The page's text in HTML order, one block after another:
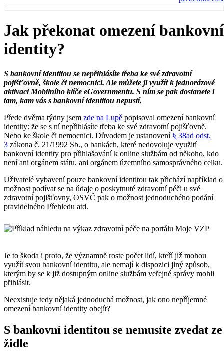
Jak překonat omezení bankovní
identity?
S bankovní identitou se nepřihlásíte třeba ke své zdravotní
pojišťovně, škole či nemocnici. Ale můžete ji využít k jednorázové
aktivaci Mobilního klíče eGovernmentu. S ním se pak dostanete i
tam, kam vás s bankovní identitou nepustí.
Přede dvěma týdny jsem zde na Lupě popisoval omezení bankovní
identity: že se s ní nepřihlásíte třeba ke své zdravotní pojišťovně.
Nebo ke škole či nemocnici. Důvodem je ustanovení § 38ad odst.
3 zákona č. 21/1992 Sb., o bankách, které nedovoluje využití
bankovní identity pro přihlašování k online službám od někoho, kdo
není ani orgánem státu, ani orgánem územního samosprávného celku.
Uživatelé vybavení pouze bankovní identitou tak přichází například o
možnost podívat se na údaje o poskytnuté zdravotní péči u své
zdravotní pojišťovny, OSVČ pak o možnost jednoduchého podání
pravidelného Přehledu atd.
Je to škoda i proto, že významně roste počet lidí, kteří již mohou
využít svou bankovní identitu, ale nemají k dispozici jiný způsob,
kterým by se k již dostupným online službám veřejné správy mohli
přihlásit.
Neexistuje tedy nějaká jednoduchá možnost, jak ono nepříjemné
omezení bankovní identity obejít?
S bankovní identitou se nemusíte zvedat ze
židle